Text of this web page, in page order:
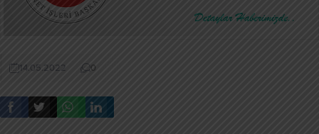
14.05.2022 0